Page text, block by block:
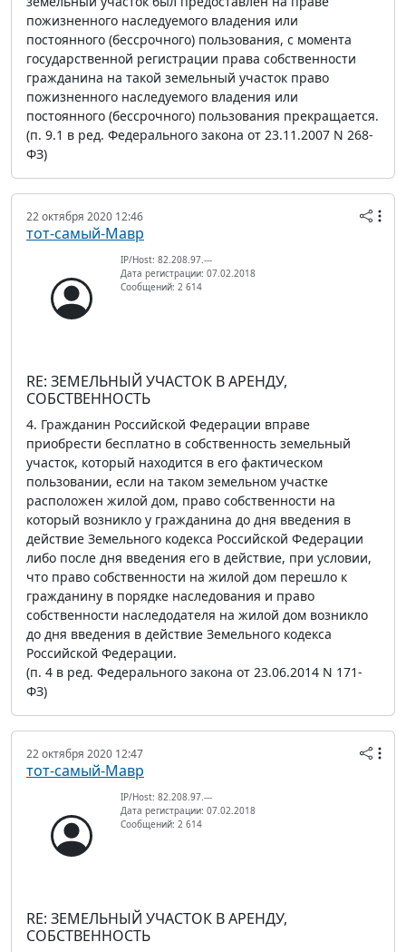
пожизненного наследуемого владения или
постоянного (бессрочного) пользования, с момента
государственной регистрации права собственности
гражданина на такой земельный участок право
пожизненного наследуемого владения или
постоянного (бессрочного) пользования прекращается.
(п. 9.1 в ред. Федерального закона от 23.11.2007 N 268-
ФЗ)
22 октября 2020 12:46
тот-самый-Мавр
IP/Host: 82.208.97.---
Дата регистрации: 07.02.2018
Сообщений: 2 614
RE: ЗЕМЕЛЬНЫЙ УЧАСТОК В АРЕНДУ,
СОБСТВЕННОСТЬ
4. Гражданин Российской Федерации вправе
приобрести бесплатно в собственность земельный
участок, который находится в его фактическом
пользовании, если на таком земельном участке
расположен жилой дом, право собственности на
который возникло у гражданина до дня введения в
действие Земельного кодекса Российской Федерации
либо после дня введения его в действие, при условии,
что право собственности на жилой дом перешло к
гражданину в порядке наследования и право
собственности наследодателя на жилой дом возникло
до дня введения в действие Земельного кодекса
Российской Федерации.
(п. 4 в ред. Федерального закона от 23.06.2014 N 171-
ФЗ)
22 октября 2020 12:47
тот-самый-Мавр
IP/Host: 82.208.97.---
Дата регистрации: 07.02.2018
Сообщений: 2 614
RE: ЗЕМЕЛЬНЫЙ УЧАСТОК В АРЕНДУ,
СОБСТВЕННОСТЬ